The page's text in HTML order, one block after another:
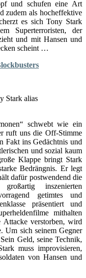
und schufen eine Art
zudem als hocheffektive
es sich Tony Stark
Superterroristen, der
und mit Hansen und
scheint …
Stark alias
schwebt wie ein
ruft uns die Off-Stimme
Fakt ins Gedächtnis und
und sozial kaum
Klappe bringt Stark
Bedrängnis. Er legt
dafür postwendend die
inszenierten
getimtes und
präsentiert und
mithalten
verstorben, wird
Um sich seinem Gegner
Geld, seine Technik,
muss improvisieren,
von Hansen und